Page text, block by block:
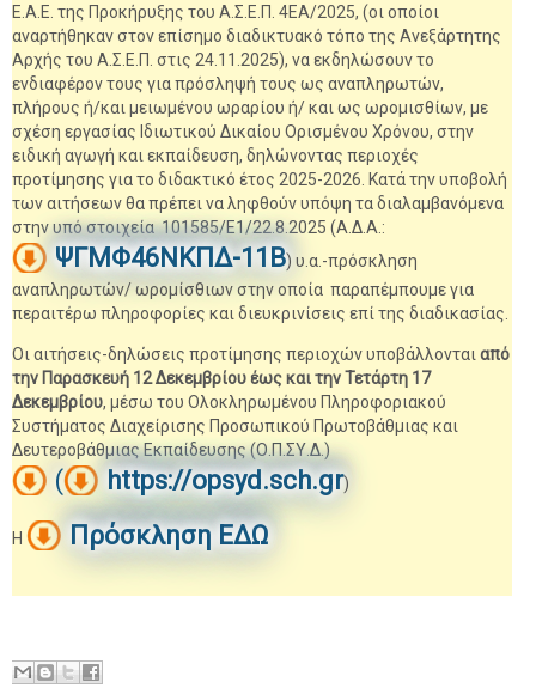
Ε.Α.Ε. της Προκήρυξης του Α.Σ.Ε.Π. 4ΕΑ/2025, (οι οποίοι
αναρτήθηκαν στον επίσημο διαδικτυακό τόπο της Ανεξάρτητης
Αρχής του Α.Σ.Ε.Π. στις 24.11.2025), να εκδηλώσουν το
ενδιαφέρον τους για πρόσληψή τους ως αναπληρωτών,
πλήρους ή/και μειωμένου ωραρίου ή/ και ως ωρομισθίων, με
σχέση εργασίας Ιδιωτικού Δικαίου Ορισμένου Χρόνου, στην
ειδική αγωγή και εκπαίδευση, δηλώνοντας περιοχές
προτίμησης για το διδακτικό έτος 2025-2026. Κατά την υποβολή
των αιτήσεων θα πρέπει να ληφθούν υπόψη τα διαλαμβανόμενα
στην υπό στοιχεία 101585/Ε1/22.8.2025 (Α.Δ.Α.:
ΨΓΜΦ46ΝΚΠΔ-11Β) υ.α.-πρόσκληση
αναπληρωτών/ ωρομίσθιων στην οποία παραπέμπουμε για
περαιτέρω πληροφορίες και διευκρινίσεις επί της διαδικασίας.
Οι αιτήσεις-δηλώσεις προτίμησης περιοχών υποβάλλονται από
την Παρασκευή 12 Δεκεμβρίου έως και την Τετάρτη 17
Δεκεμβρίου, μέσω του Ολοκληρωμένου Πληροφοριακού
Συστήματος Διαχείρισης Προσωπικού Πρωτοβάθμιας και
Δευτεροβάθμιας Εκπαίδευσης (Ο.Π.ΣΥ.Δ.)
( https://opsyd.sch.gr)
Η Πρόσκληση ΕΔΩ